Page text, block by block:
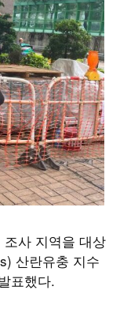
조사 지역을 대상
산란유충 지수
표했다.